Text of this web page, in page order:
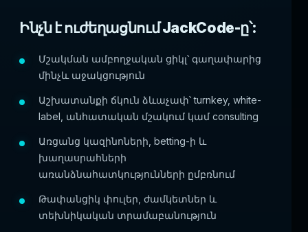
Ինչն է ուժեղացնում JackCode-ը՝:
Մշակման ամբողջական ցիկլ՝ գաղափարից
մինչև աջակցություն
Աշխատանքի ճկուն ձևաչափ՝ turnkey, white-
label, անհատական մշակում կամ consulting
Առցանց կազինոների, betting-ի և
խաղասրահների
առանձնահատկությունների ըմբռնում
Թափանցիկ փուլեր, ժամկետներ և
տեխնիկական տրամաբանություն